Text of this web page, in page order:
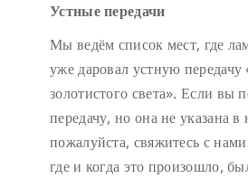
Устные передачи
Мы ведём список мест, где
уже даровал устную
золотистого света». Если вы
передачу, но она не указана
пожалуйста, свяжитесь с
где и когда это произошло,